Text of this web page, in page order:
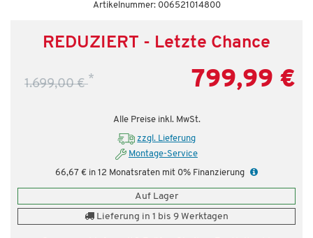
Artikelnummer: 006521014800
REDUZIERT - Letzte Chance
1.699,00 €* 799,99 €
Alle Preise inkl. MwSt.
zzgl. Lieferung
Montage-Service
66,67 € in 12 Monatsraten mit 0% Finanzierung
Auf Lager
Lieferung in 1 bis 9 Werktagen